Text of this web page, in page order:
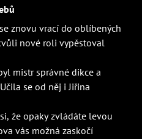
znovu vrací do oblíbených
nové roli vypěstoval
mistr správné dikce a
se od něj i Jiřina
že opaky zvládáte levou
vás možná zaskočí